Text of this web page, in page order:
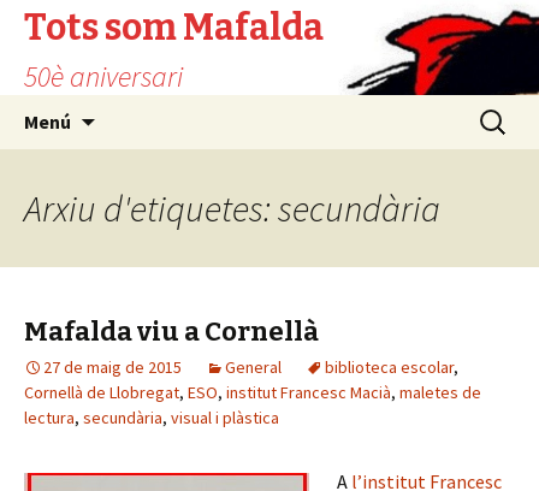
Tots som Mafalda
50è aniversari
Menú Cerca:
Arxiu d'etiquetes: secundària
Mafalda viu a Cornellà
27 de maig de 2015 General biblioteca escolar,
Cornellà de Llobregat, ESO, institut Francesc Macià, maletes de
lectura, secundària, visual i plàstica
A l’institut Francesc